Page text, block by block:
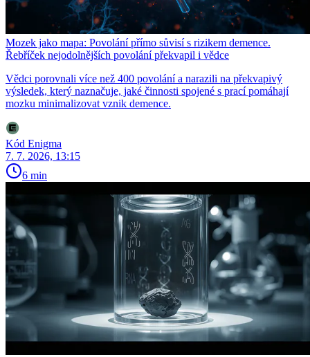
Mozek jako mapa: Povolání přímo sůvisí s rizikem demence.
Řebříček nejodolnějších povolání překvapil i vědce
Vědci porovnali více než 400 povolání a narazili na překvapivý
výsledek, který naznačuje, jaké činnosti spojené s prací pomáhají
mozku minimalizovat vznik demence.
Kód Enigma
7. 7. 2026, 13:15
6 min